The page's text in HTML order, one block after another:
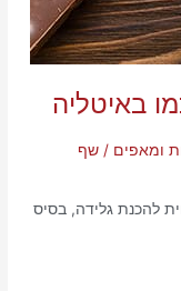
באיטליה
ומאפים /שף
להכנת גלידה, בסיס